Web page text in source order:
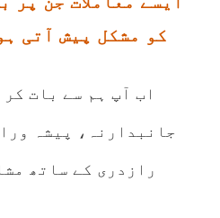
کو مشکل پیش آتی
اب آپ ہم سے بات
جانبدارنہ، پیشہ
رازدری کے ساتھ